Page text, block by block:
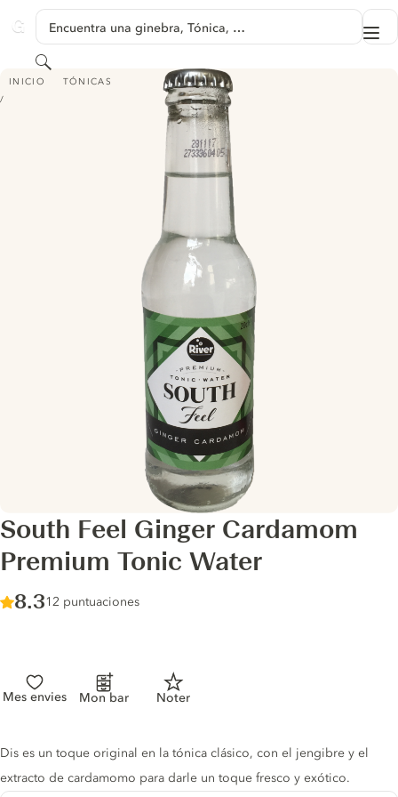
GINVENTORY
Encuentra una ginebra, Tónica, …
Buscar
INICIO TÓNICAS
SOUTH FEEL GINGER CARDAMOM PREMIUM TONIC WATER
South Feel Ginger Cardamom
Premium Tonic Water
Score :
8.3/ 10
12 puntuaciones
Mes envies Mon bar Noter
Tonic description
Dis es un toque original en la tónica clásico, con el jengibre y el
extracto de cardamomo para darle un toque fresco y exótico.